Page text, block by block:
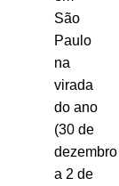
São
Paulo
na
virada
do ano
(30 de
dezembro
a 2 de